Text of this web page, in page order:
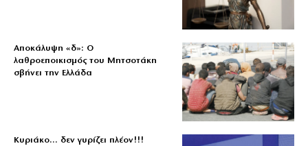
Αποκάλυψη «δ»: Ο
λαθροεποικισμός του Μητσοτάκη
σβήνει την Ελλάδα
Κυριάκο… δεν γυρίζει πλέον!!!